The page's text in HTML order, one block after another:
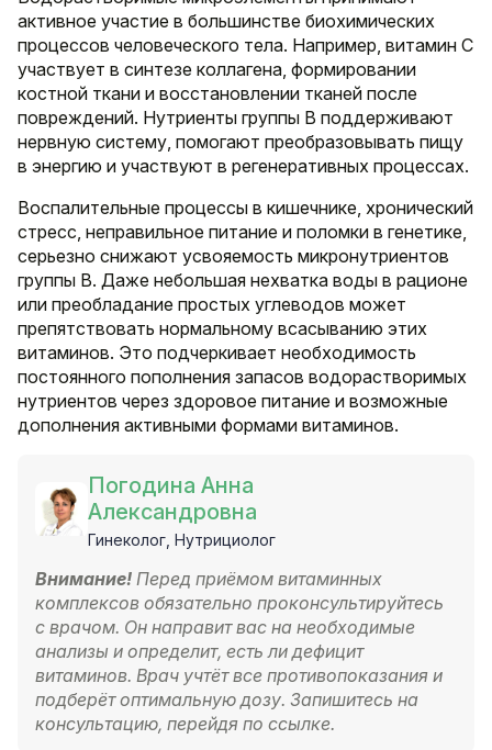
активное участие в большинстве биохимических
процессов человеческого тела. Например, витамин С
участвует в синтезе коллагена, формировании
костной ткани и восстановлении тканей после
повреждений. Нутриенты группы B поддерживают
нервную систему, помогают преобразовывать пищу
в энергию и участвуют в регенеративных процессах.
Воспалительные процессы в кишечнике, хронический
стресс, неправильное питание и поломки в генетике,
серьезно снижают усвояемость микронутриентов
группы B. Даже небольшая нехватка воды в рационе
или преобладание простых углеводов может
препятствовать нормальному всасыванию этих
витаминов. Это подчеркивает необходимость
постоянного пополнения запасов водорастворимых
нутриентов через здоровое питание и возможные
дополнения активными формами витаминов.
Погодина Анна
Александровна
Гинеколог, Нутрициолог
Внимание! Перед приёмом витаминных
комплексов обязательно проконсультируйтесь
с врачом. Он направит вас на необходимые
анализы и определит, есть ли дефицит
витаминов. Врач учтёт все противопоказания и
подберёт оптимальную дозу. Запишитесь на
консультацию, перейдя по ссылке.